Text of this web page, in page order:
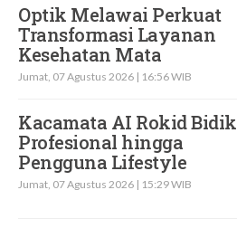
Optik Melawai Perkuat
Transformasi Layanan
Kesehatan Mata
Jumat, 07 Agustus 2026 | 16:56 WIB
Kacamata AI Rokid Bidik
Profesional hingga
Pengguna Lifestyle
Jumat, 07 Agustus 2026 | 15:29 WIB